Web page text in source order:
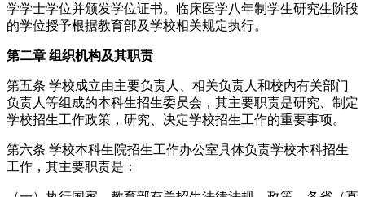
学学士学位并颁发学位证书。临床医学八年制学生研究生阶段
的学位授予根据教育部及学校相关规定执行。
第二章 组织机构及其职责
第五条 学校成立由主要负责人、相关负责人和校内有关部门
负责人等组成的本科生招生委员会，其主要职责是研究、制定
学校招生工作政策，研究、决定学校招生工作的重要事项。
第六条 学校本科生院招生工作办公室具体负责学校本科招生
工作，其主要职责是：